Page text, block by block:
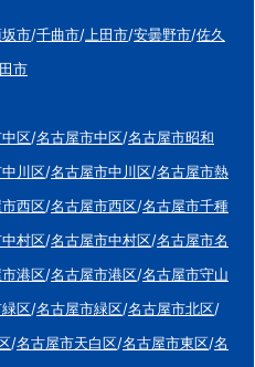
市/千曲市/上田市/安曇野市/佐久
市
区/名古屋市中区/名古屋市昭和
川区/名古屋市中川区/名古屋市熱
西区/名古屋市西区/名古屋市千種
村区/名古屋市中村区/名古屋市名
港区/名古屋市港区/名古屋市守山
区/名古屋市緑区/名古屋市北区/
/名古屋市天白区/名古屋市東区/名